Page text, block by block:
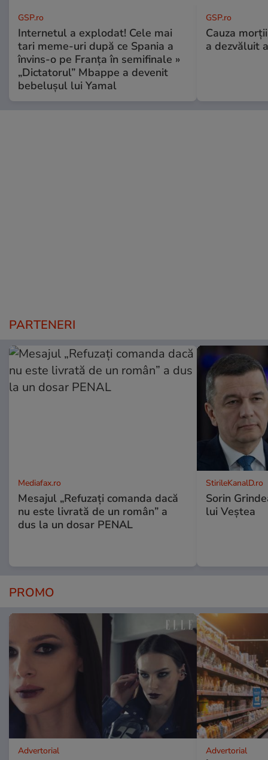
GSP.ro
Internetul a explodat! Cele mai
tari meme-uri după ce Spania a
învins-o pe Franța în semifinale »
„Dictatorul” Mbappe a devenit
bebelușul lui Yamal
GSP.ro
Cauza
a dezvăluit
PARTENERI
Mediafax.ro
Mesajul „Refuzați comanda dacă
nu este livrată de un român” a
dus la un dosar PENAL
StirileKanalD.ro
Sorin
lui Veștea
PROMO
Advertorial Advertorial